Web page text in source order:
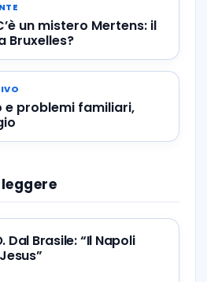
un mistero Mertens: il
Bruxelles?
e problemi familiari,
Dal Brasile: “Il Napoli